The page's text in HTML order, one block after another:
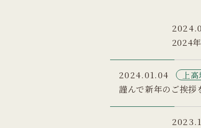
2024
2024.01.04 上
謹んで新年のご挨拶